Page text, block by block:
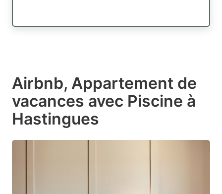
Airbnb, Appartement de
vacances avec Piscine à
Hastingues